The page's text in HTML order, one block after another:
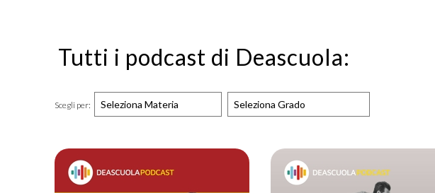
Tutti i podcast di Deascuola:
Scegli per: